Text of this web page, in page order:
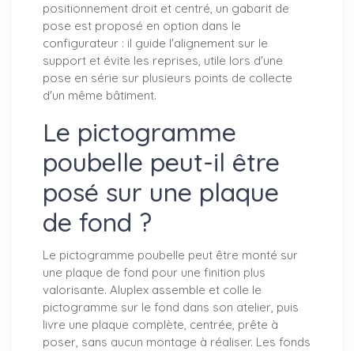
positionnement droit et centré, un gabarit de
pose est proposé en option dans le
configurateur : il guide l'alignement sur le
support et évite les reprises, utile lors d'une
pose en série sur plusieurs points de collecte
d'un même bâtiment.
Le pictogramme
poubelle peut-il être
posé sur une plaque
de fond ?
Le pictogramme poubelle peut être monté sur
une plaque de fond pour une finition plus
valorisante. Aluplex assemble et colle le
pictogramme sur le fond dans son atelier, puis
livre une plaque complète, centrée, prête à
poser, sans aucun montage à réaliser. Les fonds